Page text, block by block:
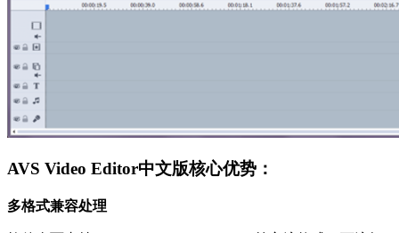
AVS Video Editor中文版核心优势：
多格式兼容处理